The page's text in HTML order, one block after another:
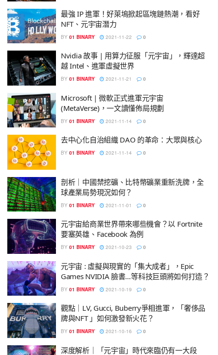
最強 IP 進軍！好萊塢掀起區塊鏈熱潮，看好
NFT、元宇宙潛力
BY 01 BINARY 2021-11-22 0
Nvidia 故事 | 用算力征服「元宇宙」，輝達超
越 Intel、進軍虛擬世界
BY 01 BINARY 2021-11-21 0
Microsoft | 微軟正式進軍元宇宙
(MetaVerse)，一文讀懂佈局規劃
BY 01 BINARY 2021-11-14 0
去中心化自治組織 DAO 的革命：大眾與核心
BY 01 BINARY 2021-11-14 0
剖析｜中國禁挖礦、比特幣礦業重新洗牌，全
球產業局勢現況如何？
BY 01 BINARY 2021-11-01 0
元宇宙給商業世界帶來哪些機會？以 Fortnite
要塞英雄、Facebook 為例
BY 01 BINARY 2021-10-23 0
元宇宙 : 虛擬與現實的「集大成者」，Epic
Games NVIDIA 臉書…等科技巨頭將如何打造？
BY 01 BINARY 2021-10-19 0
觀點｜LV, Gucci, Buberry爭相進軍，「奢侈品
牌與NFT 」如何激發新火花？
BY 01 BINARY 2021-10-16 0
深度解析｜「元宇宙」時代來臨仍有一大段